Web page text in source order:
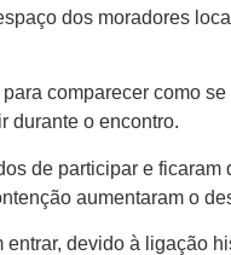
dos moradores
comparecer como
durante o encontro.
de participar e
aumentaram o
devido à ligação